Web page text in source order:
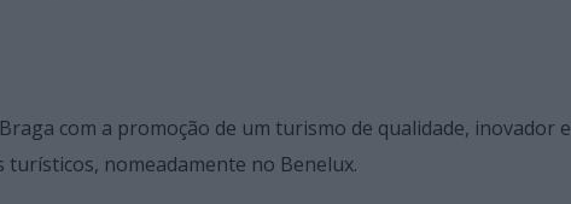
com a promoção de um turismo de qualidade, inovador e
nomeadamente no Benelux.